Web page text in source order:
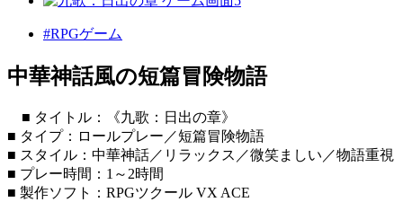
#RPGゲーム
中華神話風の短篇冒険物語
■ タイトル：《九歌：日出の章》
■ タイプ：ロールプレー／短篇冒険物語
■ スタイル：中華神話／リラックス／微笑ましい／物語重視
■ プレー時間：1～2時間
■ 製作ソフト：RPGツクール VX ACE